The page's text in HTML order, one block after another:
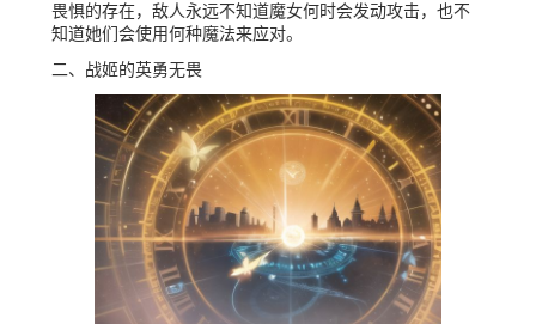
畏惧的存在，敌人永远不知道魔女何时会发动攻击，也不
知道她们会使用何种魔法来应对。
二、战姬的英勇无畏